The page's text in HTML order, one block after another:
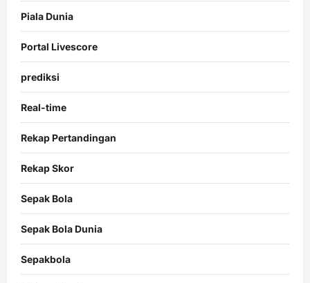
Piala Dunia
Portal Livescore
prediksi
Real-time
Rekap Pertandingan
Rekap Skor
Sepak Bola
Sepak Bola Dunia
Sepakbola